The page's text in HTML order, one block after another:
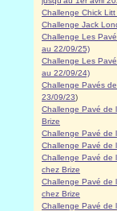
Challenge Chick
Challenge Jack
Challenge Les
au 22/09/25)
Challenge Les
au 22/09/24)
Challenge Pavés
23/09/23)
Challenge Pavé de
Brize
Challenge Pavé de
Challenge Pavé de
Challenge Pavé de
chez Brize
Challenge Pavé de
chez Brize
Challenge Pavé de